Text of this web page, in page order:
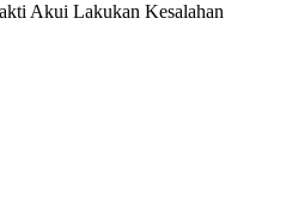
Akui Lakukan Kesalahan